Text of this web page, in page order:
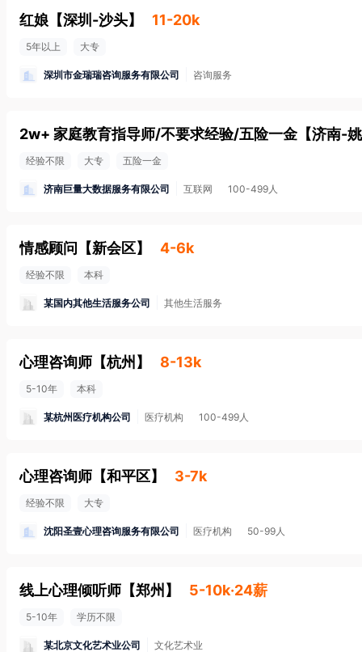
红娘 【深圳-沙头】 11-20k
5年以上 大专
深圳市金瑞瑞咨询服务有限公司 咨询服务
2w+ 家庭教育指导师/不要求经验/五险一金 【济南-
经验不限 大专 五险一金
济南巨量大数据服务有限公司 互联网 100-499人
情感顾问 【新会区】 4-6k
经验不限 本科
某国内其他生活服务公司 其他生活服务
心理咨询师 【杭州 】 8-13k
5-10年 本科
某杭州医疗机构公司 医疗机构 100-499人
心理咨询师 【和平区】 3-7k
经验不限 大专
沈阳圣壹心理咨询服务有限公司 医疗机构 50-99人
线上心理倾听师 【郑州 】 5-10k·24薪
5-10年 学历不限
某北京文化艺术业公司 文化艺术业